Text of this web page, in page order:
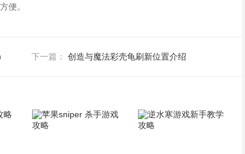
便。
下一篇： 创造与魔法彩壳龟刷新位置介绍